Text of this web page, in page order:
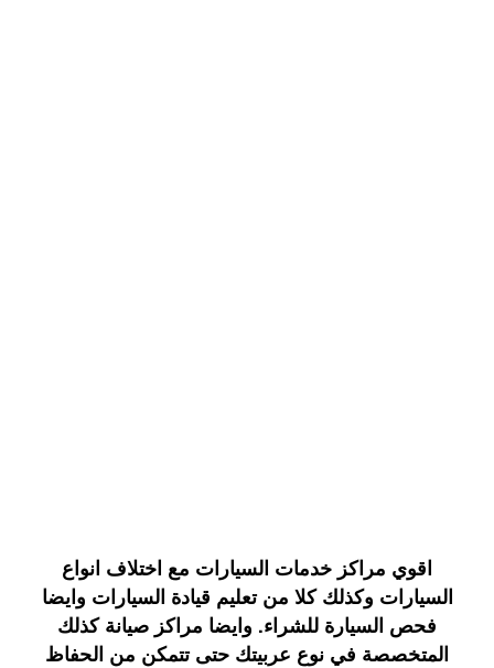
اقوي مراكز خدمات السيارات مع اختلاف انواع
السيارات وكذلك كلا من تعليم قيادة السيارات وايضا
فحص السيارة للشراء. وايضا مراكز صيانة كذلك
المتخصصة في نوع عربيتك حتى تتمكن من الحفاظ